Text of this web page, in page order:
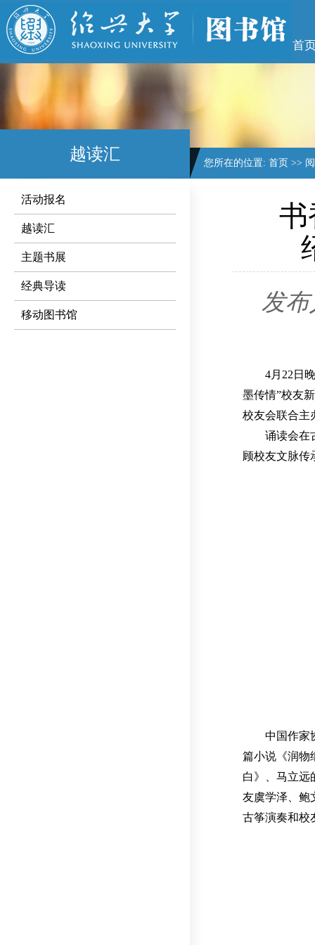
首
越读汇 您所在的位置: 首页 >>
活动报名
越读汇
主题书展
经典导读
移动图书馆 发
4月 22 日
墨传情”校友
校友会联合主
诵读会在
顾校友文脉传
中国作家
篇小说《润物
白》、马立远
友虞学泽、鲍
古筝演奏和校